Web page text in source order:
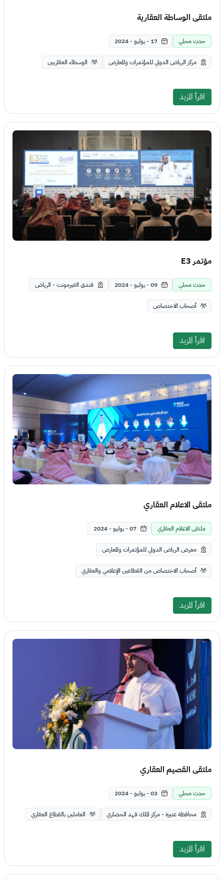
ملتقى الوساطة العقارية
حدث محلي 17 - يوليو - 2024
مركز الرياض الدولي للمؤتمرات والمعارض الوسطاء العقاريين
اقرأ المزيد
مؤتمر E3
حدث محلي 09 - يوليو - 2024 فندق الفيرمونت - الرياض
أصحاب الاختصاص
اقرأ المزيد
ملتقى الاعلام العقاري
ملتقى الاعلام العقاري 07 - يوليو - 2024
معرض الرياض الدولي للمؤتمرات والمعارض
أصحاب الاختصاص من القطاعين الإعلامي والعقاري
اقرأ المزيد
ملتقى القصيم العقاري
حدث محلي 03 - يوليو - 2024
محافظة عنيزة - مركز الملك فهد الحضاري العاملين بالقطاع العقاري
اقرأ المزيد